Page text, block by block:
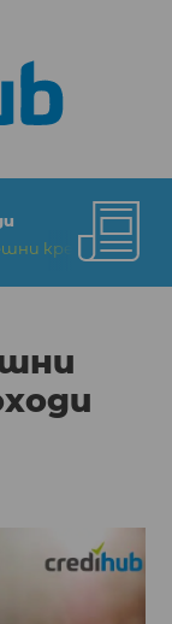
кредити без